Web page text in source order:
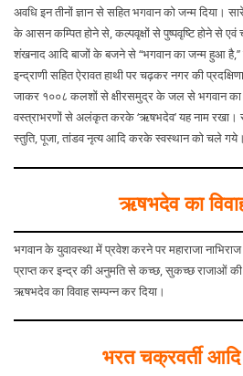
अवधि इन तीनों ज्ञान से सहित भगवान को जन्म दिया।
के आसन कम्पित होने से, कल्पवृक्षों से पुष्पवृष्टि होने से एवं
शंखनाद आदि बाजों के बजने से ‘‘भगवान का जन्म हुआ
इन्द्राणी सहित ऐरावत हाथी पर चढ़कर नगर की
जाकर १००८ कलशों से क्षीरसमुद्र के जल से भगवान का
वस्त्राभरणों से अलंकृत करके ‘ऋषभदेव’ यह नाम रखा।
स्तुति, पूजा, तांडव नृत्य आदि करके स्वस्थान को चले गये।
ऋषभदेव का
भगवान के युवावस्था में प्रवेश करने पर महाराजा
प्राप्त कर इन्द्र की अनुमति से कच्छ, सुकच्छ राजाओं की
ऋषभदेव का विवाह सम्पन्न कर दिया।
भरत चक्रवर्ती